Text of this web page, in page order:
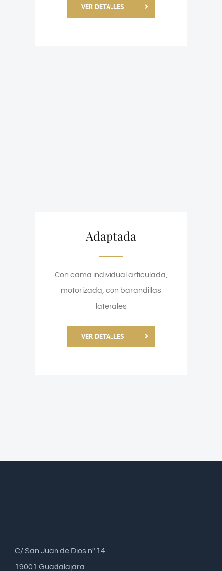
VER DETALLES
Adaptada
Con cama individual articulada,
motorizada, con barandillas
laterales
VER DETALLES
C/ San Juan de Dios nº 14
19001 Guadalajara